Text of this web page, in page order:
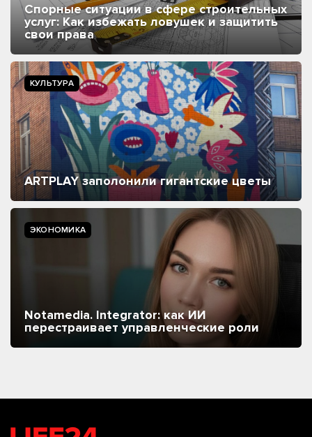
Спорные ситуации в сфере строительных
услуг: Как избежать ловушек и защитить
свои права
КУЛЬТУРА
ARTPLAY заполонили гигантские цветы
ЭКОНОМИКА
Notamedia. Integrator: как ИИ
перестраивает управленческие роли